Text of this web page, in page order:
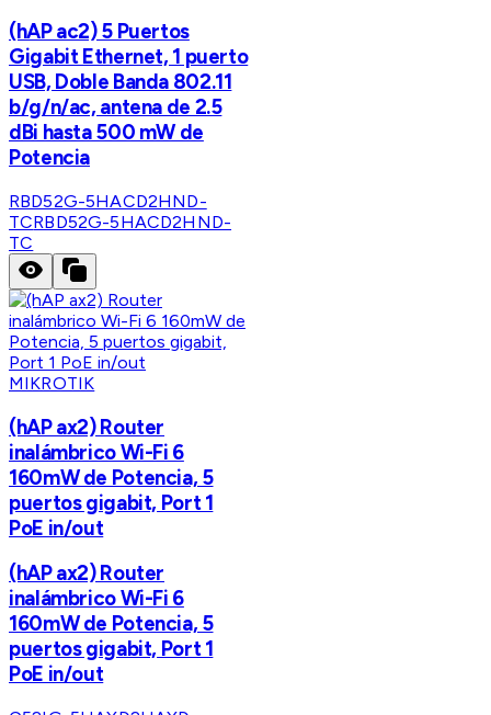
(hAP ac2) 5 Puertos
Gigabit Ethernet, 1 puerto
USB, Doble Banda 802.11
b/g/n/ac, antena de 2.5
dBi hasta 500 mW de
Potencia
RBD52G-5HACD2HND-
TCRBD52G-5HACD2HND-
TC
MIKROTIK
(hAP ax2) Router
inalámbrico Wi-Fi 6
160mW de Potencia, 5
puertos gigabit, Port 1
PoE in/out
(hAP ax2) Router
inalámbrico Wi-Fi 6
160mW de Potencia, 5
puertos gigabit, Port 1
PoE in/out